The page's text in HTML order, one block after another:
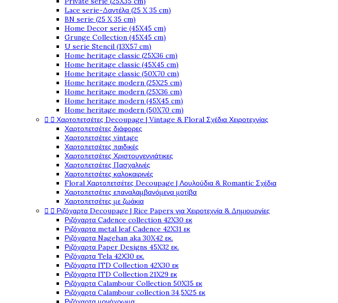
Lace serie-Δαντέλα (25 X 35 cm)
BN serie (25 X 35 cm)
Home Decor serie (45X45 cm)
Grunge Collection (45X45 cm)
U serie Stencil (13X57 cm)
Home heritage classic (25X36 cm)
Home heritage classic (45X45 cm)
Home heritage classic (50X70 cm)
Home heritage modern (25X25 cm)
Home heritage modern (25X36 cm)
Home heritage modern (45X45 cm)
Home heritage modern (50X70 cm)
  Χαρτοπετσέτες Decoupage | Vintage & Floral Σχέδια Χειροτεχνίας
Χαρτοπετσέτες διάφορες
Χαρτοπετσέτες vintage
Χαρτοπετσέτες παιδικές
Χαρτοπετσέτες Χριστουγεννιάτικες
Χαρτοπετσέτες Πασχαλινές
Χαρτοπετσέτες καλοκαιρινές
Floral Χαρτοπετσέτες Decoupage | Λουλούδια & Romantic Σχέδια
Χαρτοπετσέτες επαναλαμβανόμενα μοτίβα
Χαρτοπετσέτες με ζωάκια
  Ριζόχαρτα Decoupage | Rice Papers για Χειροτεχνία & Δημιουργίες
Ριζόχαρτα Cadence collection 42X30 εκ
Ριζόχαρτα metal leaf Cadence 42X31 εκ
Ριζόχαρτα Nagehan aka 30X42 εκ.
Ριζόχαρτα Paper Designs 45X32 εκ.
Ριζόχαρτα Tela 42Χ30 εκ.
Ριζόχαρτα ITD Collection 42X30 εκ
Ριζόχαρτα ITD Collection 21X29 εκ
Ριζόχαρτα Calambour Collection 50X35 εκ
Ριζόχαρτα Calambour collection 34,5X25 εκ